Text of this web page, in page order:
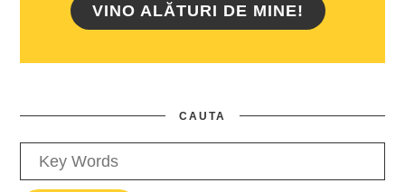
VINO ALĂTURI DE MINE!
CAUTA